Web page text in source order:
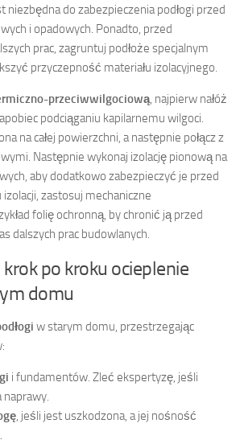
niezbędna do zabezpieczenia podłogi przed
i opadowych. Ponadto, przed
prac, zagruntuj podłoże specjalnym
przyczepność materiału izolacyjnego.
przeciwwilgociową , najpierw nałóż
podciąganiu kapilarnemu wilgoci.
na całej powierzchni, a następnie połącz z
Następnie wykonaj izolację pionową na
aby dodatkowo zabezpieczyć je przed
izolacji, zastosuj mechaniczne
folię ochronną, by chronić ją przed
dalszych prac budowlanych.
krok po kroku ocieplenie
domu
w starym domu, przestrzegając
i fundamentów. Zleć ekspertyzę, jeśli
naprawy.
, jeśli jest uszkodzona, a jej nośność